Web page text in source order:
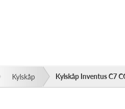
Kylskåp Kylskåp Inventus C7